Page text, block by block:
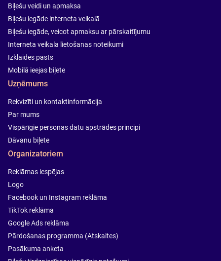
Biļešu veidi un apmaksa
Biļešu iegāde interneta veikalā
Biļešu iegāde, veicot apmaksu ar pārskaitījumu
Interneta veikala lietošanas noteikumi
Izklaides pasts
Mobilā ieejas biļete
Uzņēmums
Rekvizīti un kontaktinformācija
Par mums
Vispārīgie personas datu apstrādes principi
Dāvanu biļete
Organizatoriem
Reklāmas iespējas
Logo
Facebook un Instagram reklāma
TikTok reklāma
Google Ads reklāma
Pārdošanas programma (Atskaites)
Pasākuma anketa